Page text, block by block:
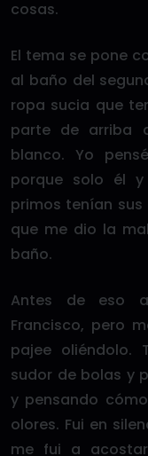
cosas.
El tema se pone
al baño del
ropa sucia que
parte de arriba
blanco. Yo
porque solo él
primos tenían
que me dio la
baño.
Antes de eso
Francisco, pero
pajee oliéndolo.
sudor de bolas y
y pensando
olores. Fui en
me fui a